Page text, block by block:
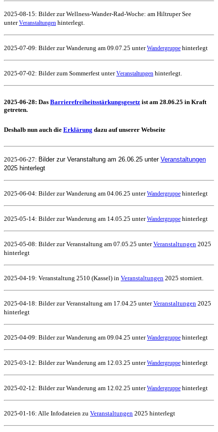
2025-08-15: Bilder zur Wellness-Wander-Rad-Woche: am Hiltruper See
unterVeranstaltungen hinterlegt.
2025-07-09: Bilder zur Wanderung am 09.07.25 unterWandergruppe hinterlegt
2025-07-02: Bilder zum Sommerfest unterVeranstaltungen hinterlegt.
2025-06-28: Das Barrierefreiheitsstärkungsgesetz ist am 28.06.25 in Kraft
getreten.
Deshalb nun auch die Erklärung dazu auf unserer Webseite
2025-06-27: Bilder zur Veranstaltung am 26.06.25 unter Veranstaltungen
2025 hinterlegt
2025-06-04: Bilder zur Wanderung am 04.06.25 unterWandergruppe hinterlegt
2025-05-14: Bilder zur Wanderung am 14.05.25 unterWandergruppe hinterlegt
2025-05-08: Bilder zur Veranstaltung am 07.05.25 unter Veranstaltungen 2025
hinterlegt
2025-04-19: Veranstaltung 2510 (Kassel) in Veranstaltungen 2025 storniert.
2025-04-18: Bilder zur Veranstaltung am 17.04.25 unter Veranstaltungen 2025
hinterlegt
2025-04-09: Bilder zur Wanderung am 09.04.25 unterWandergruppe hinterlegt
2025-03-12: Bilder zur Wanderung am 12.03.25 unterWandergruppe hinterlegt
2025-02-12: Bilder zur Wanderung am 12.02.25 unterWandergruppe hinterlegt
2025-01-16: Alle Infodateien zu Veranstaltungen 2025 hinterlegt